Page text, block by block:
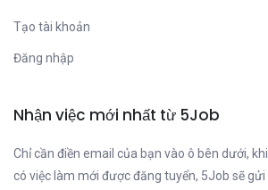
Tạo tài khoản
Đăng nhập
Nhận việc mới nhất từ 5Job
Chỉ cần điền email của bạn vào ô bên dưới, khi
có việc làm mới được đăng tuyển, 5Job sẽ gửi